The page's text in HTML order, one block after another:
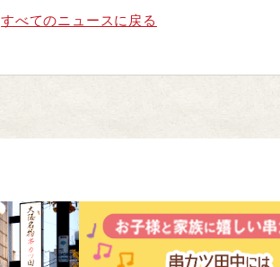
すべてのニュースに戻る